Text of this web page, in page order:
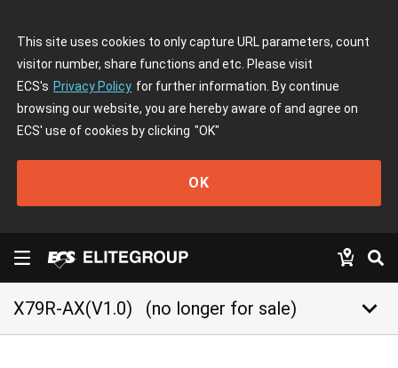
This site uses cookies to only capture URL parameters, count
visitor number, share functions and etc. Please visit
ECS's Privacy Policy for further information. By continue
browsing our website, you are hereby aware of and agree on
ECS' use of cookies by clicking "OK"
OK
X79R-AX(V1.0) (no longer for sale) keyboard_arrow_down